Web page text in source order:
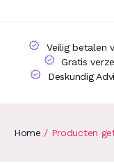
Veilig betalen
Gratis
Deskundig
Home / Producten